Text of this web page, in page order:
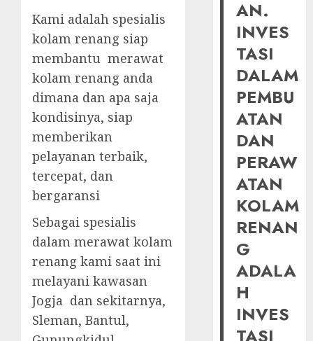
Kami adalah spesialis
kolam renang siap
membantu merawat
kolam renang anda
dimana dan apa saja
kondisinya, siap
memberikan
pelayanan terbaik,
tercepat, dan
bergaransi
Sebagai spesialis
dalam merawat kolam
renang kami saat ini
melayani kawasan
Jogja dan sekitarnya,
Sleman, Bantul,
AN.
INVES
TASI
DALAM
PEMBU
ATAN
DAN
PERAW
ATAN
KOLAM
RENAN
G
ADALA
H
INVES
TASI